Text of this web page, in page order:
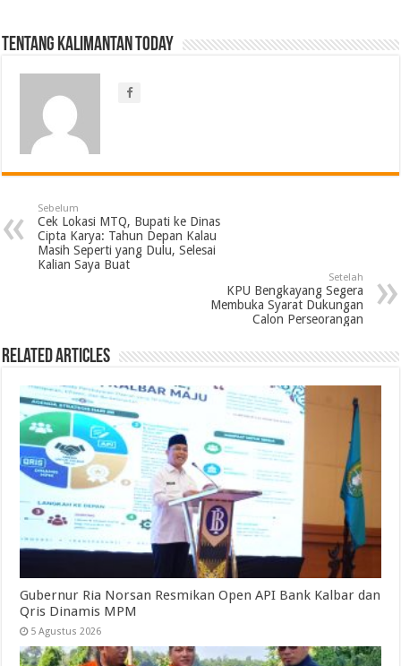
Tentang Kalimantan Today
Sebelum
Cek Lokasi MTQ, Bupati ke Dinas
Cipta Karya: Tahun Depan Kalau
Masih Seperti yang Dulu, Selesai
Kalian Saya Buat
Setelah
KPU Bengkayang Segera
Membuka Syarat Dukungan
Calon Perseorangan
Related Articles
Gubernur Ria Norsan Resmikan Open API Bank Kalbar dan
Qris Dinamis MPM
5 Agustus 2026